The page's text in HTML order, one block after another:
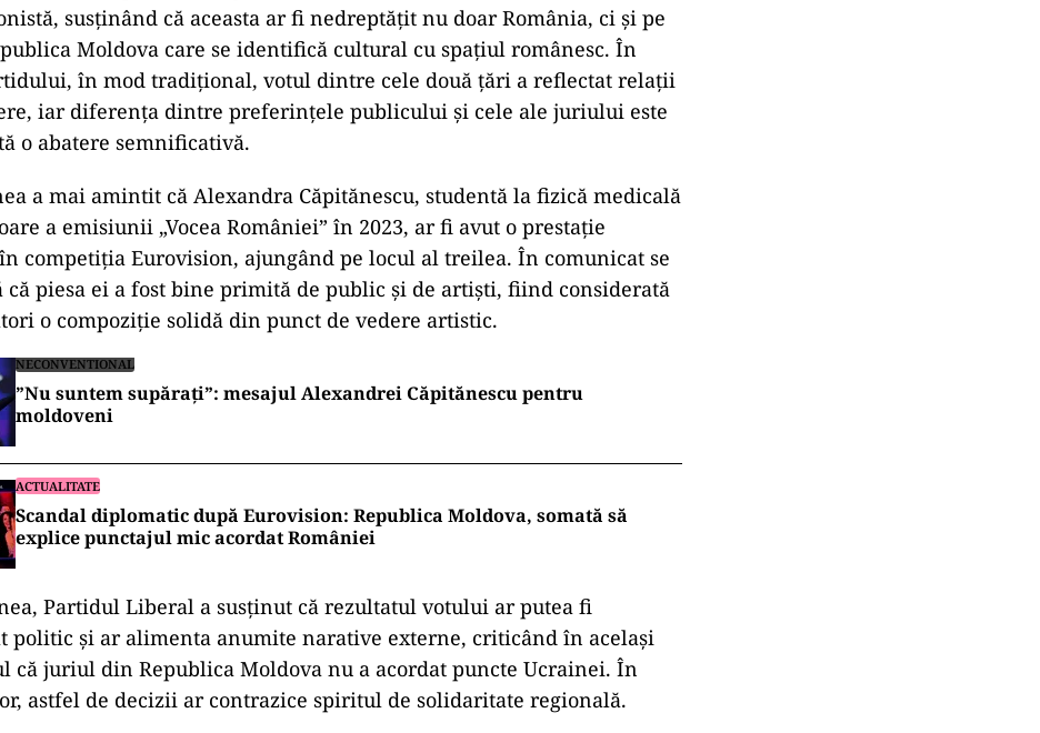
susținând că aceasta ar fi nedreptățit nu doar România, ci și pe
Moldova care se identifică cultural cu spațiul românesc. În
în mod tradițional, votul dintre cele două țări a reflectat relații
iar diferența dintre preferințele publicului și cele ale juriului este
o abatere semnificativă.
a mai amintit că Alexandra Căpitănescu, studentă la fizică medicală
a emisiunii „Vocea României” în 2023, ar fi avut o prestație
competiția Eurovision, ajungând pe locul al treilea. În comunicat se
că piesa ei a fost bine primită de public și de artiști, fiind considerată
o compoziție solidă din punct de vedere artistic.
NECONVENTIONAL
”Nu suntem supărați”: mesajul Alexandrei Căpitănescu pentru
moldoveni
ACTUALITATE
Scandal diplomatic după Eurovision: Republica Moldova, somată să
explice punctajul mic acordat României
Partidul Liberal a susținut că rezultatul votului ar putea fi
politic și ar alimenta anumite narative externe, criticând în același
că juriul din Republica Moldova nu a acordat puncte Ucrainei. În
astfel de decizii ar contrazice spiritul de solidaritate regională.